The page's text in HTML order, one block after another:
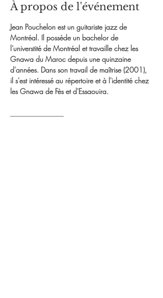
À propos de l'événement
Jean Pouchelon est un guitariste jazz de
Montréal. Il possède un bachelor de
l'universtité de Montréal et travaille chez les
Gnawa du Maroc depuis une quinzaine
d'années. Dans son travail de maîtrise (2001),
il s'est intéressé au répertoire et à l'identité chez
les Gnawa de Fès et d'Essaouira.